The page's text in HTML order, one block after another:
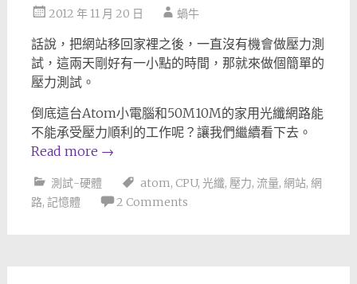
2012 年 11 月 20 日 蝸牛
話說，把網站移回家裡之後，一直沒有機會做壓力測
試，這兩天剛好有一小點的時間，那就來做個簡單的
壓力測試。
倒底這台Atom小電腦和50M10M的家用光纖網路能
不能承受壓力順利的工作呢？讓我們繼續看下去。
Read more →
測試-硬體 atom, CPU, 光纖, 壓力, 流量, 網站, 網
路, 記憶體 2 Comments